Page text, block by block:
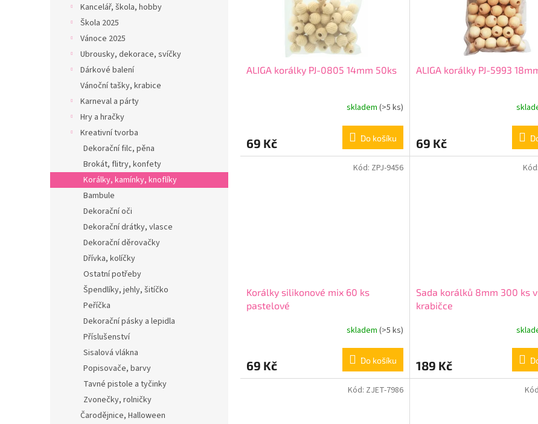
Kancelář, škola, hobby
Škola 2025
Vánoce 2025
Ubrousky, dekorace, svíčky
Dárkové balení
Vánoční tašky, krabice
Karneval a párty
Hry a hračky
Kreativní tvorba
Dekorační filc, pěna
Brokát, flitry, konfety
Korálky, kamínky, knoflíky
Bambule
Dekorační oči
Dekorační drátky, vlasce
Dekorační děrovačky
Dřívka, kolíčky
Ostatní potřeby
Špendlíky, jehly, šitíčko
Peříčka
Dekorační pásky a lepidla
Příslušenství
Sisalová vlákna
Popisovače, barvy
Tavné pistole a tyčinky
Zvonečky, rolničky
Čarodějnice, Halloween
ALIGA korálky PJ-0805 14mm 50ks
skladem (>5 ks)
69 Kč Do košíku
ALIGA korálky PJ-5993
69 Kč
Korálky silikonové mix 60 ks
pastelové
skladem (>5 ks)
69 Kč Do košíku
Kód: ZPJ-9456
Sada korálků 8mm 300 ks v
krabičce
189 Kč
Kód:
Kód: ZJET-7986